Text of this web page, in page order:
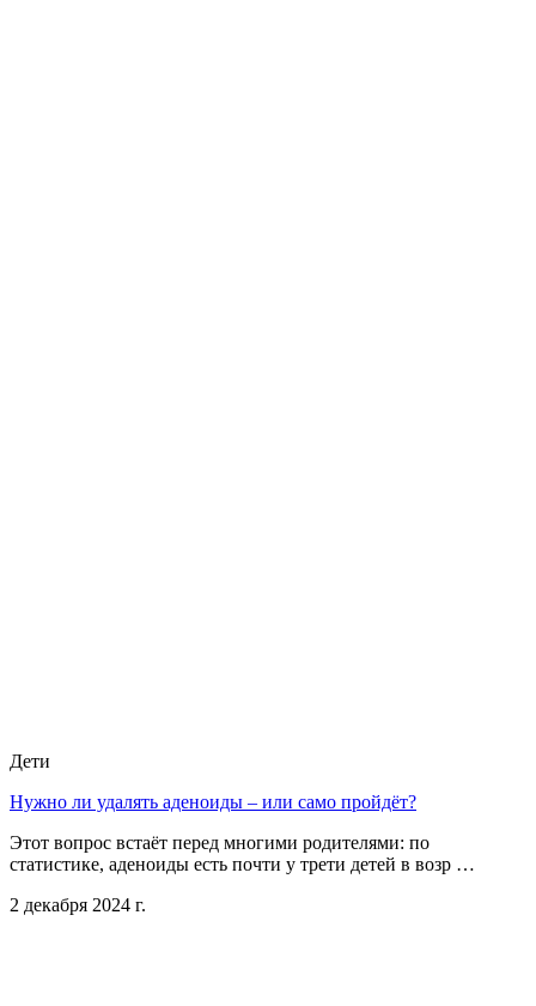
Дети
Нужно ли удалять аденоиды – или само пройдёт?
Этот вопрос встаёт перед многими родителями: по
статистике, аденоиды есть почти у трети детей в возр …
2 декабря 2024 г.